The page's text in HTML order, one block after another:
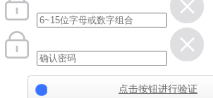
点击按钮进行验证